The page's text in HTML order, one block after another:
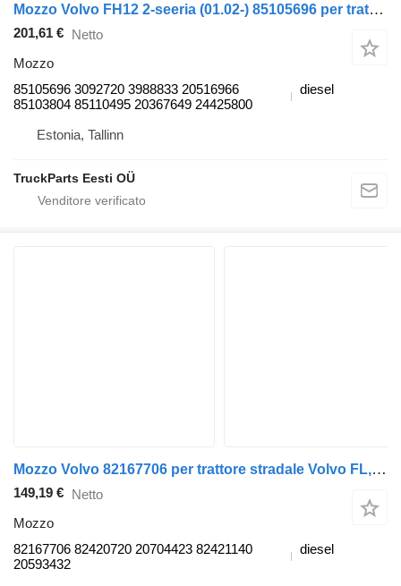
Mozzo Volvo FH12 2-seeria (01.02-) 85105696 per trattore stradale Volvo FH12, FH16, NH12, FH, VNL780 (1993-2014)
201,61 € Netto
Mozzo
85105696 3092720 3988833 20516966
85103804 85110495 20367649 24425800
diesel
Estonia, Tallinn
TruckParts Eesti OÜ
Mozzo Volvo 82167706 per trattore stradale Volvo FL, FE (2005-2014)
149,19 € Netto
Mozzo
82167706 82420720 20704423 82421140
20593432
diesel